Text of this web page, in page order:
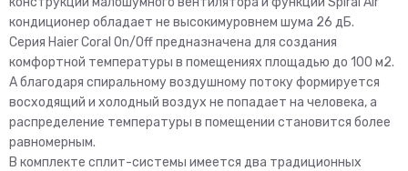
кондиционер обладает не высокимуровнем шума 26 дБ.
Серия Haier Coral On/Off предназначена для создания
комфортной температуры в помещениях площадью до 100 м2.
А благодаря спиральному воздушному потоку формируется
восходящий и холодный воздух не попадает на человека, а
распределение температуры в помещении становится более
равномерным.
В комплекте сплит-системы имеется два традиционных